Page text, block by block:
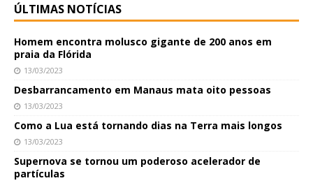
ÚLTIMAS NOTÍCIAS
Homem encontra molusco gigante de 200 anos em
praia da Flórida
13/03/2023
Desbarrancamento em Manaus mata oito pessoas
13/03/2023
Como a Lua está tornando dias na Terra mais longos
13/03/2023
Supernova se tornou um poderoso acelerador de
partículas